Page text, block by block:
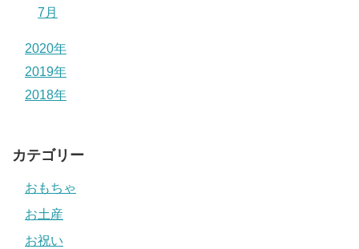
7月
2020年
2019年
2018年
カテゴリー
おもちゃ
お土産
お祝い